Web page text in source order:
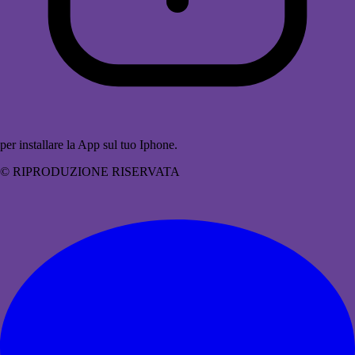
per installare la App sul tuo Iphone.
© RIPRODUZIONE RISERVATA